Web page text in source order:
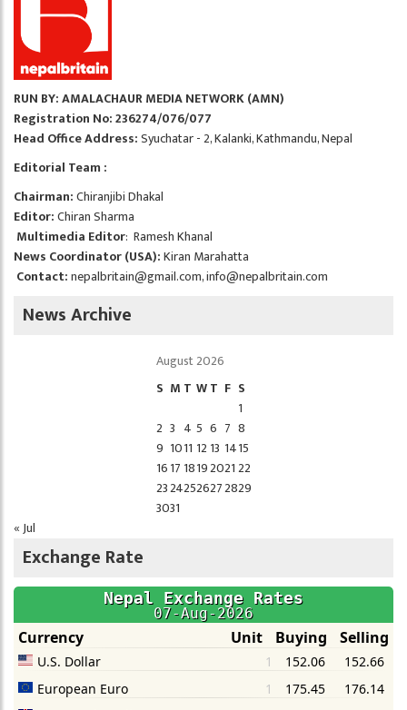
RUN BY: AMALACHAUR MEDIA NETWORK (AMN)
Registration No: 236274/076/077
Head Office Address:Syuchatar - 2, Kalanki, Kathmandu, Nepal
Editorial Team :
Chairman:Chiranjibi Dhakal
Editor:Chiran Sharma
Multimedia Editor: Ramesh Khanal
News Coordinator (USA):Kiran Marahatta
Contact:nepalbritain@gmail.com,info@nepalbritain.com
News Archive
August 2026
S M T WT F S
1
2 3 4 5 6 7 8
9 1011 12 13 1415
1617 1819202122
23242526272829
3031
« Jul
Exchange Rate